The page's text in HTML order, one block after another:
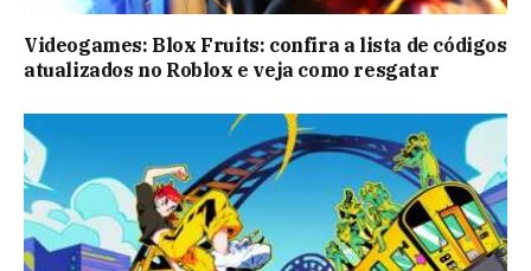
Videogames: Blox Fruits: confira a lista de códigos
atualizados no Roblox e veja como resgatar